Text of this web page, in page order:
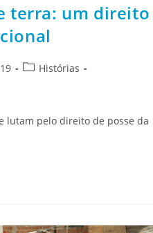
terra: um direito
Histórias
lutam pelo direito de posse da